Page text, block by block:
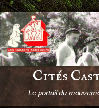
1
Passer
le
contenu
Cités
Le portail du